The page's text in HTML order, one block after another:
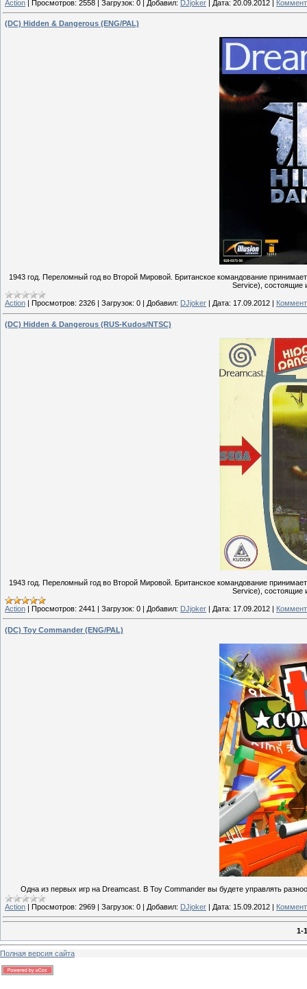
Action Просмотров: 2558 Загрузок: 0 Добавил: DJjoker Дата: 20.09.2012
(DC) Hidden & Dangerous (ENG/PAL)
1943 год. Переломный год во Второй Мировой. Британское командование
Service), состоящие
Action | Просмотров: 2326 | Загрузок: 0 | Добавил: DJjoker | Дата: 17.09.2012 |
(DC) Hidden & Dangerous (RUS-Kudos/NTSC)
1943 год. Переломный год во Второй Мировой. Британское командование
Service), состоящие
Action | Просмотров: 2441 | Загрузок: 0 | Добавил: DJjoker | Дата: 17.09.2012 |
(DC) Toy Commander (ENG/PAL)
Одна из первых игр на Dreamcast. В Toy Commander вы будете управлять
Action | Просмотров: 2969 | Загрузок: 0 | Добавил: DJjoker | Дата: 15.09.2012 |
1-
Полная версия сайта